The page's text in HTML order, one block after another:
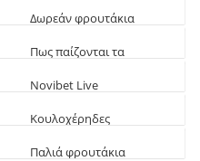
φρουτάκια
Δωρεάν φρουτάκια
EGT
Πως παίζονται τα
φρουτάκια
Novibet Live
παιχνίδια
Κουλοχέρηδες
δωρεάν Φαραώ
Παλιά φρουτάκια